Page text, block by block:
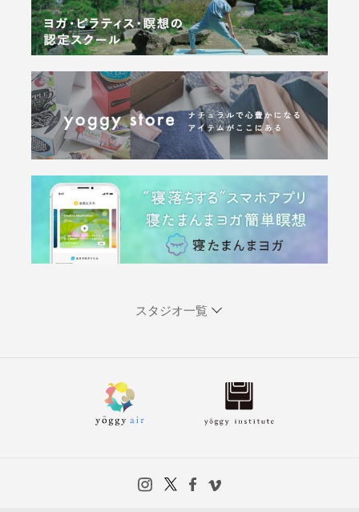
スタジオ一覧